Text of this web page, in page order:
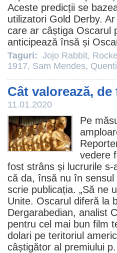
Aceste predicții se
utilizatori Gold Derby. Ar
care ar câștiga Oscarul
anticipează însă și
Taguri: Jojo Rabbit,
1917, Sam Mendes,
Cât valorează,
11.01.2020
Pe
vedere
fost strâns și lucrurile
că da, însă nu în
scrie publicația. „Să ne
Unite. Oscarul diferă la
Dergarabedian, analist
pentru cel mai bun film
dolari pe teritoriul
câștigător al premiului